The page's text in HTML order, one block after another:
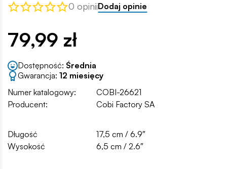
0 opiniiDodaj opinie
79,99 zł
Dostępność: Średnia
Gwarancja: 12 miesięcy
Numer katalogowy:
COBI-26621
Producent:
Cobi Factory SA
Długość
17,5 cm / 6.9″
Wysokość
6,5 cm / 2.6″